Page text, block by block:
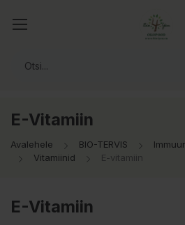
E-Vitamiin
Avalehele BIO-TERVIS
Vitamiinid
E-vitamiin
E-Vitamiin